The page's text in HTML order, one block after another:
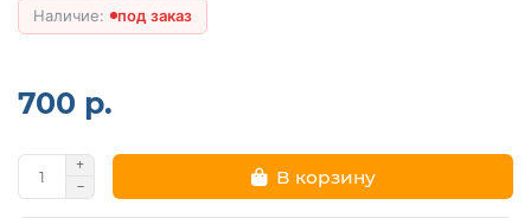
под заказ
700 р.
В корзину